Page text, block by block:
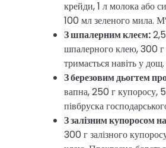
крейди, 1 л молока або
100 мл зеленого мила.
З шпалерним клеєм:
шпалерного клею, 300 г
тримається навіть у дощ.
З березовим дьогтем
вапна, 250 г купоросу,
півбруска
З залізним купоросом
300 г залізного